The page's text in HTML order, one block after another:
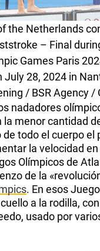
the Netherlands
– Final
Games Paris
July 28, 2024 in
/ BSR Agency /
nadadores
menor cantidad
todo el cuerpo el
la velocidad en
Olímpicos de
de la
. En esos
a la rodilla,
usado por